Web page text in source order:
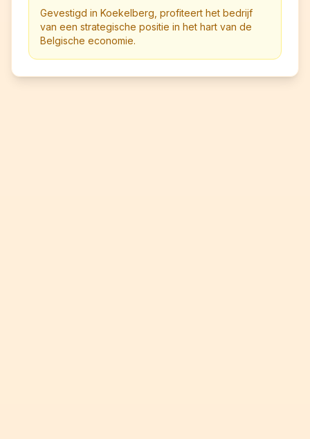
Gevestigd in Koekelberg, profiteert het bedrijf
van een strategische positie in het hart van de
Belgische economie.